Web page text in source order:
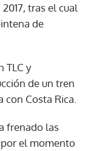
tras el cual
de
TLC y
de un tren
Costa Rica.
frenado las
por el momento